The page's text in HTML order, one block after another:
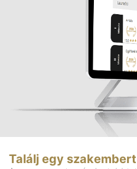
Találj egy szakembert